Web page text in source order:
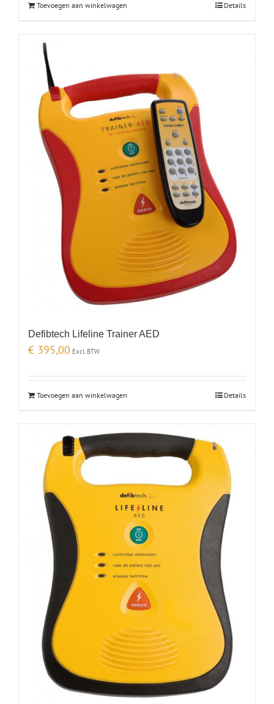
Toevoegen aan winkelwagen Details
Defibtech Lifeline Trainer AED
€ 395,00 Excl. BTW
Toevoegen aan winkelwagen Details